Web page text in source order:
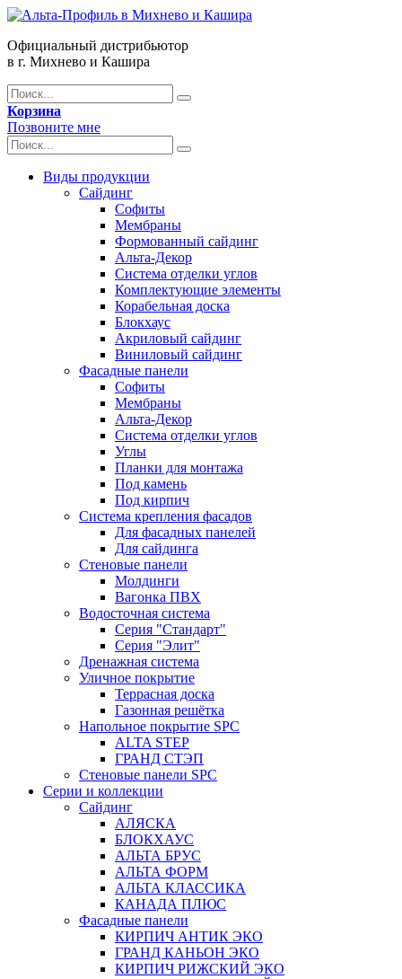
Официальный дистрибьютор
в г. Михнево и Кашира
Корзина
Позвоните мне
Виды продукции
Сайдинг
Софиты
Мембраны
Формованный сайдинг
Альта-Декор
Система отделки углов
Комплектующие элементы
Корабельная доска
Блокхаус
Акриловый сайдинг
Виниловый сайдинг
Фасадные панели
Софиты
Мембраны
Альта-Декор
Система отделки углов
Углы
Планки для монтажа
Под камень
Под кирпич
Система крепления фасадов
Для фасадных панелей
Для сайдинга
Стеновые панели
Молдинги
Вагонка ПВХ
Водосточная система
Серия "Стандарт"
Серия "Элит"
Дренажная система
Уличное покрытие
Террасная доска
Газонная решётка
Напольное покрытие SPC
ALTA STEP
ГРАНД СТЭП
Стеновые панели SPC
Серии и коллекции
Сайдинг
АЛЯСКА
БЛОКХАУС
АЛЬТА БРУС
АЛЬТА ФОРМ
АЛЬТА КЛАССИКА
КАНАДА ПЛЮС
Фасадные панели
КИРПИЧ АНТИК ЭКО
ГРАНД КАНЬОН ЭКО
КИРПИЧ РИЖСКИЙ ЭКО